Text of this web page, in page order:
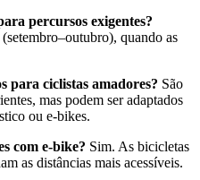
percursos exigentes?
quando as
para ciclistas amadores? São
mas podem ser adaptados
ou e-bikes.
com e-bike? Sim. As bicicletas
as distâncias mais acessíveis.